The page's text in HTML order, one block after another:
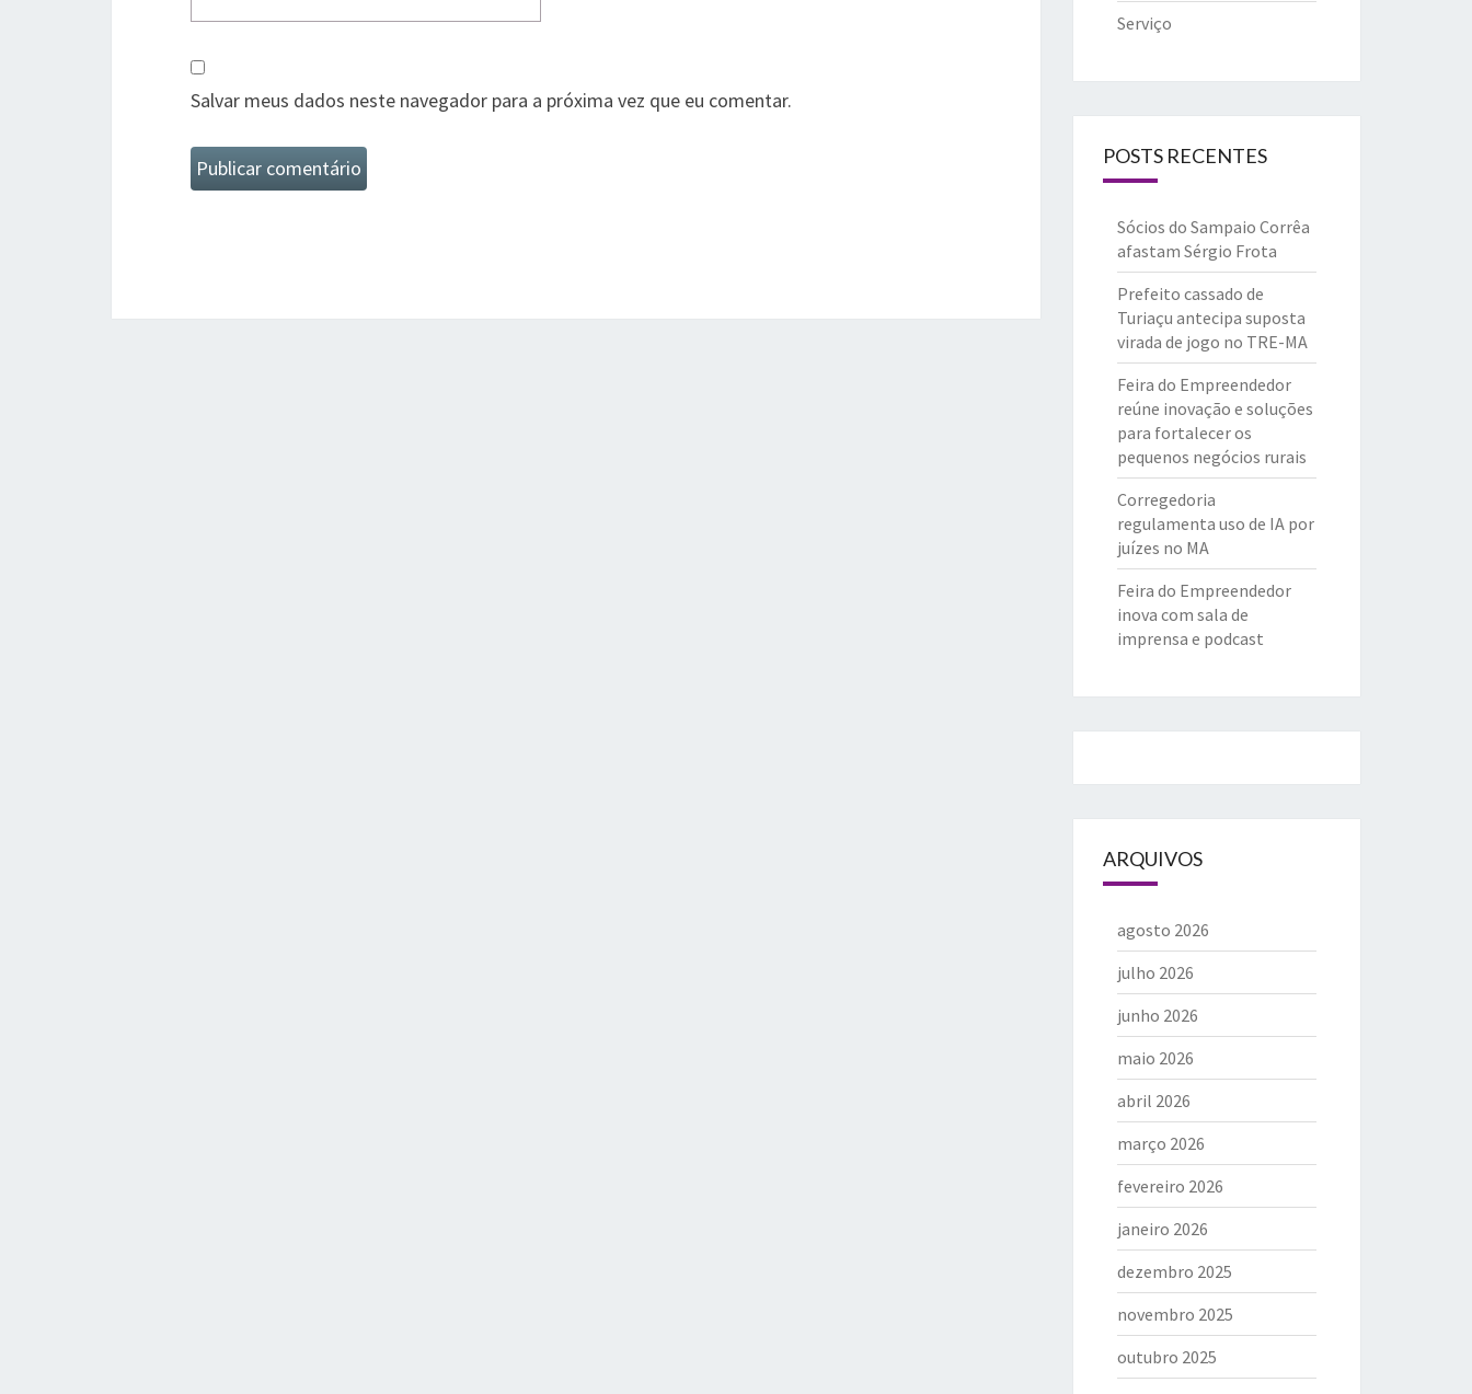
Salvar meus dados neste navegador para a próxima vez que eu comentar.
Serviço
POSTS RECENTES
Sócios do Sampaio Corrêa
afastam Sérgio Frota
Prefeito cassado de
Turiaçu antecipa suposta
virada de jogo no TRE-MA
Feira do Empreendedor
reúne inovação e soluções
para fortalecer os
pequenos negócios rurais
Corregedoria
regulamenta uso de IA por
juízes no MA
Feira do Empreendedor
inova com sala de
imprensa e podcast
ARQUIVOS
agosto 2026
julho 2026
junho 2026
maio 2026
abril 2026
março 2026
fevereiro 2026
janeiro 2026
dezembro 2025
novembro 2025
outubro 2025